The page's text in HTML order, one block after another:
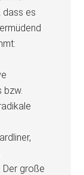
dass es
bzw.
Der große